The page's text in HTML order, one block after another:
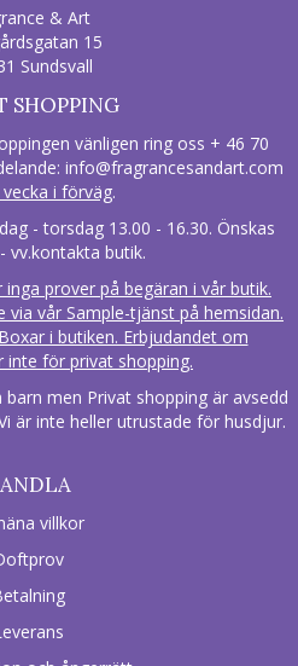
& Art
15
Sundsvall
SHOPPING
vänligen ring oss + 46 70
info@fragrancesandart.com
i förväg.
- torsdag 13.00 - 16.30. Önskas
vv.kontakta butik.
prover på begäran i vår butik.
vår Sample-tjänst på hemsidan.
i butiken. Erbjudandet om
inte för privat shopping.
men Privat shopping är avsedd
är inte heller utrustade för husdjur.
villkor